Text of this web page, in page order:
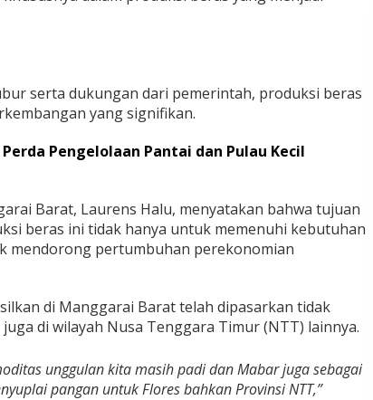
serta dukungan dari pemerintah, produksi beras
yang signifikan.
Perda Pengelolaan Pantai dan Pulau Kecil
Barat, Laurens Halu, menyatakan bahwa tujuan
beras ini tidak hanya untuk memenuhi kebutuhan
mendorong pertumbuhan perekonomian
di Manggarai Barat telah dipasarkan tidak
di wilayah Nusa Tenggara Timur (NTT) lainnya.
unggulan kita masih padi dan Mabar juga sebagai
pangan untuk Flores bahkan Provinsi NTT,”